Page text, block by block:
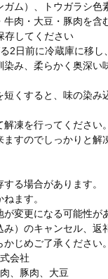
ム）、トウガラシ色
肉・大豆・豚肉を含
存してください
2日前に冷蔵庫に移し
み、柔らかく奥深い
くすると、味の染み
解凍を行ってください
すのでしっかりと解
る場合があります。
ます。
変更になる可能性が
）のキャンセル、返
じめご了承ください。
会社
、豚肉、大豆